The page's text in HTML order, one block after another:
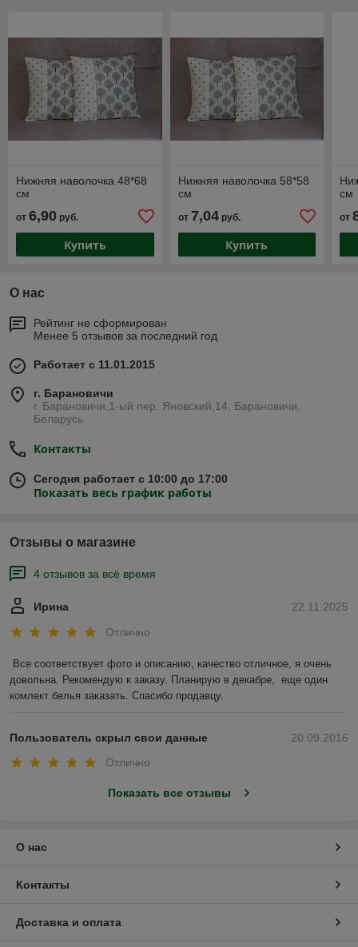
Нижняя наволочка 48*68
см
от 6,90 руб.
Купить
Нижняя наволочка 58*58
см
от 7,04руб.
Купить
см
от
О нас
Рейтинг не сформирован
Менее 5 отзывов за последний год
Работает с 11.01.2015
г. Барановичи
г. Барановичи,1-ый пер. Яновский,14, Барановичи,
Беларусь
Контакты
Сегодня работает с 10:00 до 17:00
Показать весь график работы
Отзывы о магазине
4 отзывов за всё время
22.11.2025
Ирина
Отлично
Все соответствует фото и описанию, качество отличное, я очень
довольна. Рекомендую к заказу. Планирую в декабре,  еще один
комлект белья заказать. Спасибо продавцу.
20.09.2016
Пользователь скрыл свои данные
Отлично
Показать все отзывы
О нас
Контакты
Доставка и оплата